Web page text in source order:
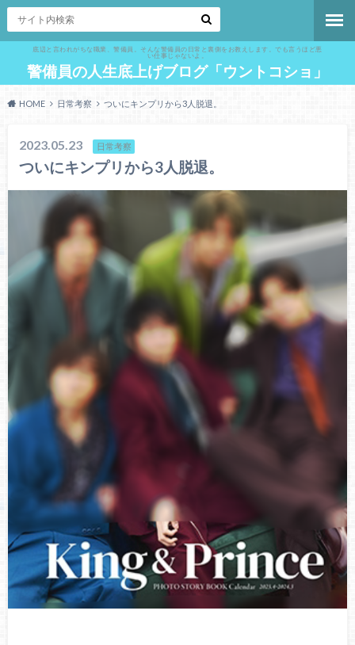
底辺と言われがちな職業、警備員。そんな警備員の日常と裏側をお教えします。でも言うほど悪
い仕事じゃないよ。
警備員の人生底上げブログ「ウントコショ」
HOME 日常考察 ついにキンプリから3人脱退。
2023.05.23 日常考察
ついにキンプリから3人脱退。